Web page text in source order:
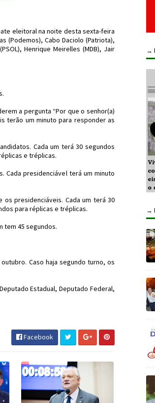
eleitoral na noite desta sexta-feira
(Podemos), Cabo Daciolo (Patriota),
Henrique Meirelles (MDB), Jair
a pergunta “Por que o senhor(a)
terão um minuto para responder as
Cada um terá 30 segundos
e tréplicas.
Cada presidenciável terá um minuto
presidenciáveis. Cada um terá 30
para réplicas e tréplicas.
tem 45 segundos.
Caso haja segundo turno, os
Estadual, Deputado Federal,
Facebook
→
→